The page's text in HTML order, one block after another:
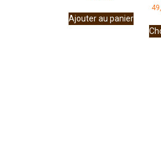
Ajouter au panier